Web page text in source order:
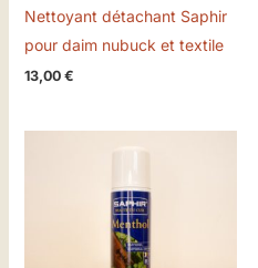
Nettoyant détachant Saphir
pour daim nubuck et textile
13,00 €